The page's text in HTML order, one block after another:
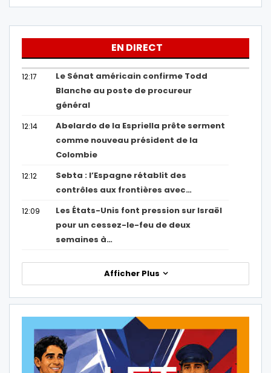
EN DIRECT
12:17
Le Sénat américain confirme Todd
Blanche au poste de procureur
général
12:14
Abelardo de la Espriella prête serment
comme nouveau président de la
Colombie
12:12
Sebta : l’Espagne rétablit des
contrôles aux frontières avec…
12:09
Les États-Unis font pression sur Israël
pour un cessez-le-feu de deux
semaines à…
Afficher Plus